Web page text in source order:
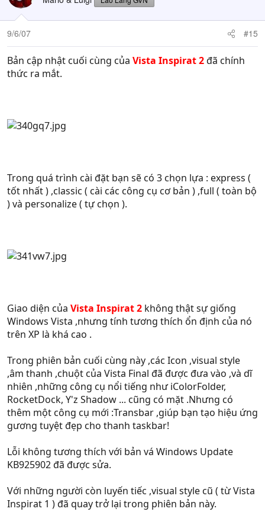
9/6/07 #15
Bản cập nhật cuối cùng của Vista Inspirat 2đã chính
thức ra mắt.
Trong quá trình cài đặt bạn sẽ có 3 chọn lựa : express (
tốt nhất ) ,classic ( cài các công cụ cơ bản ) ,full ( toàn bộ
) và personalize ( tự chọn ).
Giao diện của Vista Inspirat 2 không thật sự giống
Windows Vista ,nhưng tính tương thích ổn định của nó
trên XP là khá cao .
Trong phiên bản cuối cùng này ,các Icon ,visual style
,âm thanh ,chuột của Vista Final đã được đưa vào ,và dĩ
nhiên ,những công cụ nổi tiếng như iColorFolder,
RocketDock, Y'z Shadow ... cũng có mặt .Nhưng có
thêm một công cụ mới :Transbar ,giúp bạn tạo hiệu ứng
gương tuyệt đẹp cho thanh taskbar!
Lỗi không tương thích với bản vá Windows Update
KB925902 đã được sửa.
Với những người còn luyến tiếc ,visual style cũ ( từ Vista
Inspirat 1 ) đã quay trở lại trong phiên bản này.